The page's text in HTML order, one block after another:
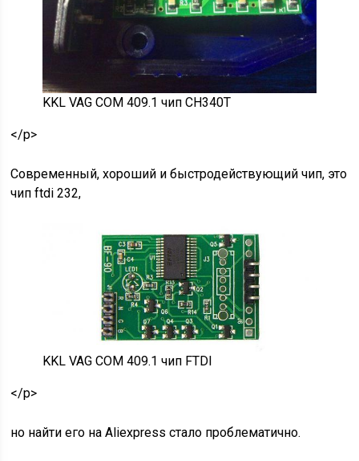
KKL VAG COM 409.1 чип CH340T
</p>
Современный, хороший и быстродействующий чип, это
чип ftdi 232,
KKL VAG COM 409.1 чип FTDI
</p>
но найти его на Aliexpress стало проблематично.